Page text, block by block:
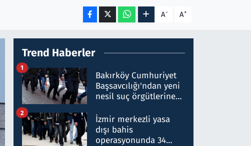
A- A+
Trend Haberler
Bakırköy Cumhuriyet
Başsavcılığı'ndan yeni
nesil suç örgütlerine
hakkında gözaltı kararı
1
İzmir merkezli yasa
dışı bahis
operasyonunda 34
2